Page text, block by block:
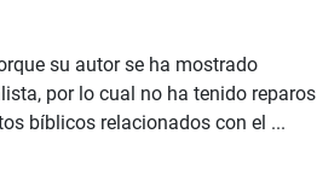
su autor se ha mostrado
por lo cual no ha tenido reparos
bíblicos relacionados con el ...